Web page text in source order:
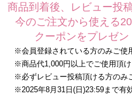
商品到着後、レビュー投
今のご注文から使える
クーポンをプレゼン
※会員登録されている方のみご使
※商品代1,000円以上でご使用頂け
※必ずレビュー投稿頂ける方のみ
※2025年8月31日(日)23:59まで有